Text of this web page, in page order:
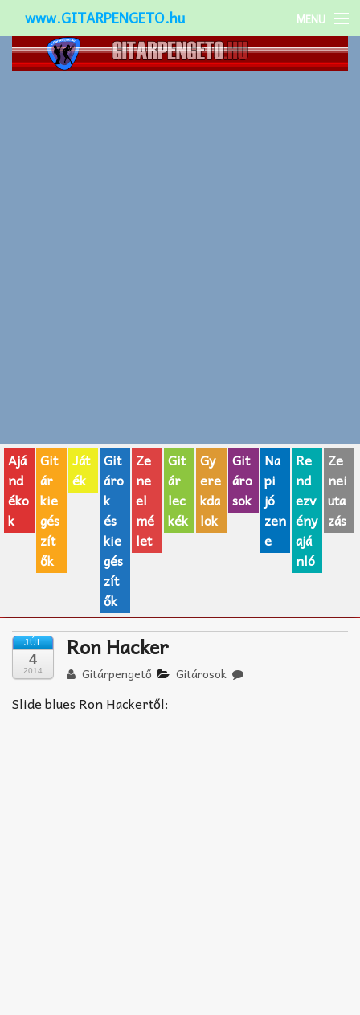
www.GITARPENGETO.hu MENU
Népszerű-
AJÁNDÉK ÖTLETEK
Vicces
GITÁR MÁRKÁK
TOP100 nóta
Zeneiskolák
Zeneszerzés alapjai
Ajá
nd
éko
k
Git
ár
kie
gés
zít
ők
Ját
ék
Git
áro
k
és
kie
gés
zít
ők
Ze
ne
el
mé
let
Git
ár
lec
kék
Gy
ere
kda
lok
Git
áro
sok
Na
pi
jó
zen
e
Re
nd
ezv
ény
ajá
nló
Ze
nei
uta
zás
JÚL
4
2014
Ron Hacker
Gitárpengető Gitárosok
Slide blues Ron Hackertől: